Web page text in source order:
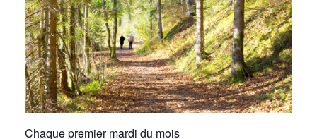
Chaque premier mardi du mois